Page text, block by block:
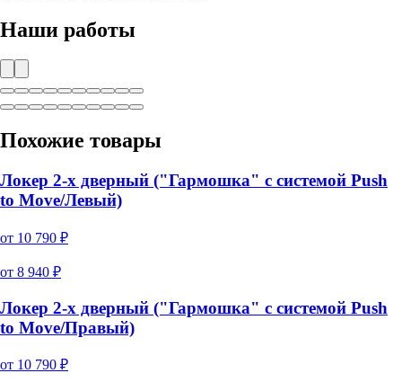
Наши работы
Похожие товары
Локер 2-х дверный ("Гармошка" с системой Push
to Move/Левый)
от 10 790 ₽
от 8 940 ₽
Локер 2-х дверный ("Гармошка" с системой Push
to Move/Правый)
от 10 790 ₽